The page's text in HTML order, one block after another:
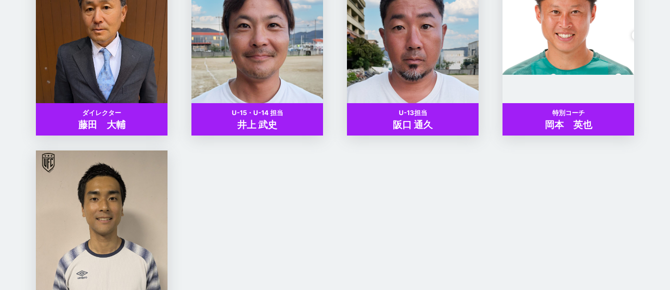
ダイレクター
藤田 大輔
U-15・U-14 担当
井上 武史
U-13担当
阪口 通久
特別コーチ
岡本 英也